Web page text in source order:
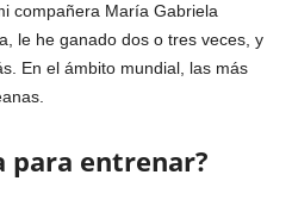
compañera María Gabriela
le he ganado dos o tres veces, y
En el ámbito mundial, las más
para entrenar?